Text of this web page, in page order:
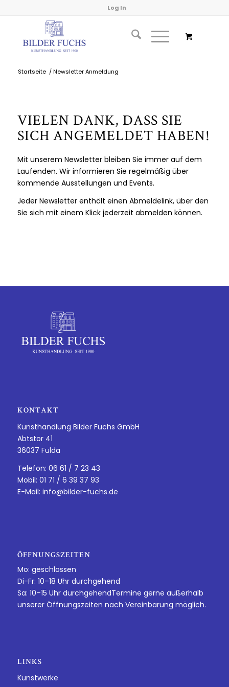
Log In
Startseite / Newsletter Anmeldung
VIELEN DANK, DASS SIE
SICH ANGEMELDET HABEN!
Mit unserem Newsletter bleiben Sie immer auf dem
Laufenden. Wir informieren Sie regelmäßig über
kommende Ausstellungen und Events.
Jeder Newsletter enthält einen Abmeldelink, über den
Sie sich mit einem Klick jederzeit abmelden können.
KONTAKT
Kunsthandlung Bilder Fuchs GmbH
Abtstor 41
36037 Fulda
Telefon: 06 61 / 7 23 43
Mobil: 01 71 / 6 39 37 93
E-Mail: info@bilder-fuchs.de
ÖFFNUNGSZEITEN
Mo: geschlossen
Di-Fr: 10–18 Uhr durchgehend
Sa: 10–15 Uhr durchgehendTermine gerne außerhalb
unserer Öffnungszeiten nach Vereinbarung möglich.
LINKS
Kunstwerke